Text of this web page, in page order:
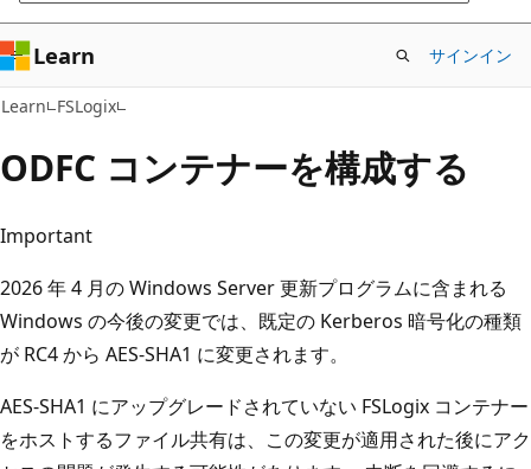
キ
ッ
プ
Learn サインイン
Learn FSLogix
ODFC コンテナーを構成する
Important
2026 年 4 月の Windows Server 更新プログラムに含まれる
Windows の今後の変更では、既定の Kerberos 暗号化の種類
が RC4 から AES-SHA1 に変更されます。
AES-SHA1 にアップグレードされていない FSLogix コンテナー
をホストするファイル共有は、この変更が適用された後にアク